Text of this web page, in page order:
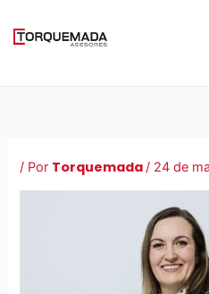
/ Por Torquemada/ 24 de